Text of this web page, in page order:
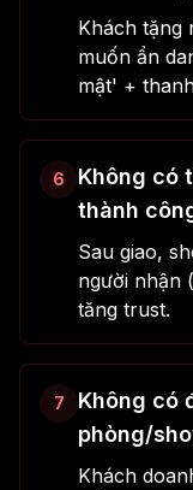
Khách tặng
muốn ẩn
mật' +
6
Không có
thành
Sau giao,
người nhận
tăng trust.
7
Không có
phòng/
Khách